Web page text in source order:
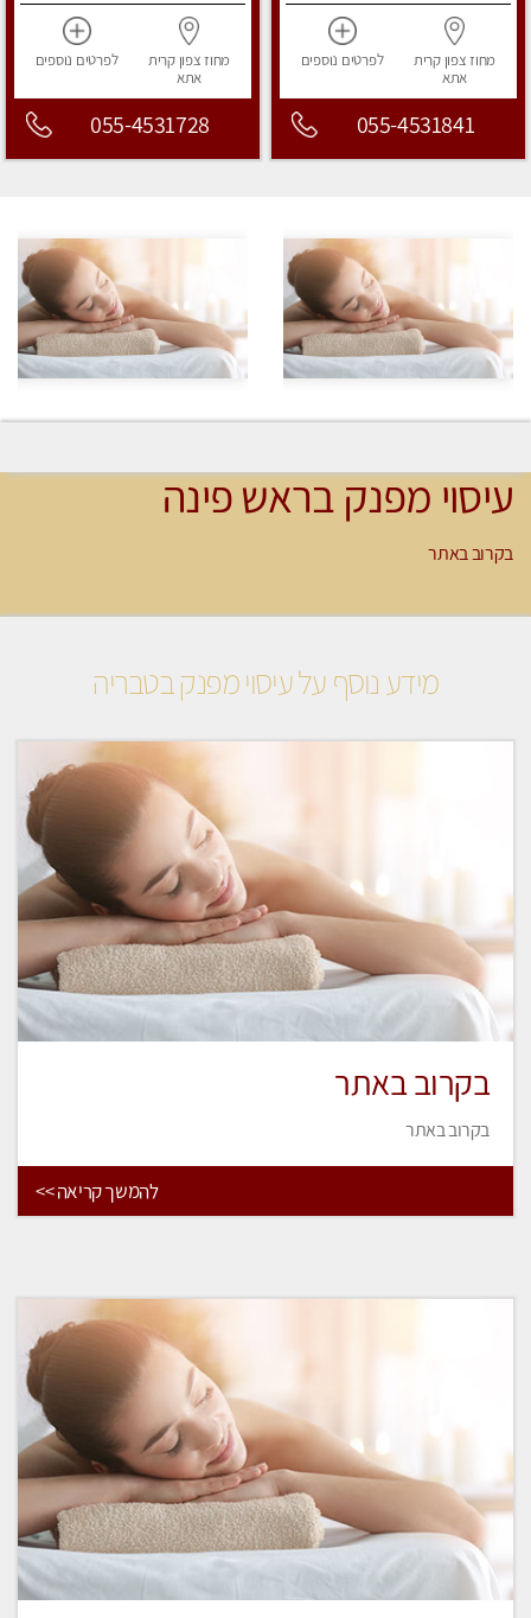
מחוז צפוןקרית
אתא
לפרטים נוספים
055-4531841
מחוז צפוןקרית
אתא
לפרטים נוספים
055-4531728
עיסוי מפנק בראש פינה
בקרוב באתר
מידע נוסף על עיסוי מפנק בטבריה
בקרוב באתר
בקרוב באתר
להמשך קריאה >>